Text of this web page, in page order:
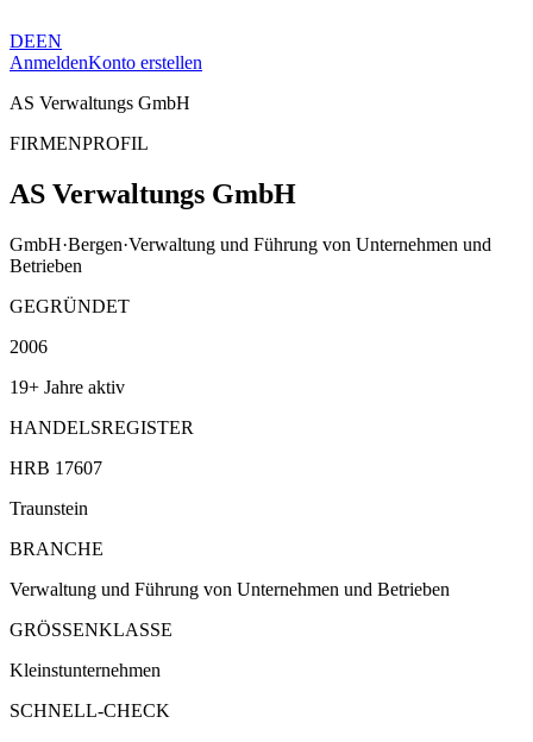
DEEN
AnmeldenKonto erstellen
AS Verwaltungs GmbH
FIRMENPROFIL
AS Verwaltungs GmbH
GmbH·Bergen·Verwaltung und Führung von Unternehmen und
Betrieben
GEGRÜNDET
2006
19+ Jahre aktiv
HANDELSREGISTER
HRB 17607
Traunstein
BRANCHE
Verwaltung und Führung von Unternehmen und Betrieben
GRÖSSENKLASSE
Kleinstunternehmen
SCHNELL-CHECK